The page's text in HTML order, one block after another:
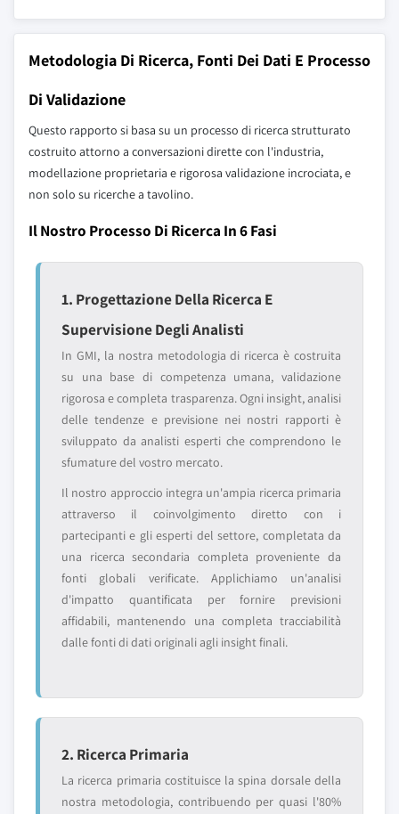
Metodologia Di Ricerca, Fonti Dei Dati E Processo
Di Validazione
Questo rapporto si basa su un processo di ricerca strutturato
costruito attorno a conversazioni dirette con l'industria,
modellazione proprietaria e rigorosa validazione incrociata, e
non solo su ricerche a tavolino.
Il Nostro Processo Di Ricerca In 6 Fasi
1. Progettazione Della Ricerca E
Supervisione Degli Analisti
In GMI, la nostra metodologia di ricerca è costruita
su una base di competenza umana, validazione
rigorosa e completa trasparenza. Ogni insight, analisi
delle tendenze e previsione nei nostri rapporti è
sviluppato da analisti esperti che comprendono le
sfumature del vostro mercato.
Il nostro approccio integra un'ampia ricerca primaria
attraverso il coinvolgimento diretto con i
partecipanti e gli esperti del settore, completata da
una ricerca secondaria completa proveniente da
fonti globali verificate. Applichiamo un'analisi
d'impatto quantificata per fornire previsioni
affidabili, mantenendo una completa tracciabilità
dalle fonti di dati originali agli insight finali.
2. Ricerca Primaria
La ricerca primaria costituisce la spina dorsale della
nostra metodologia, contribuendo per quasi l'80%